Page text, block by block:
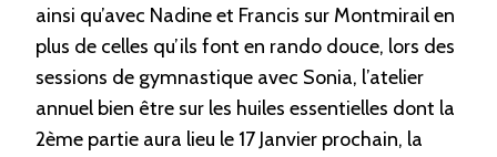
ainsi qu’avec Nadine et Francis sur Montmirail en
plus de celles qu’ils font en rando douce, lors des
sessions de gymnastique avec Sonia, l’atelier
annuel bien être sur les huiles essentielles dont la
2ème partie aura lieu le 17 Janvier prochain, la